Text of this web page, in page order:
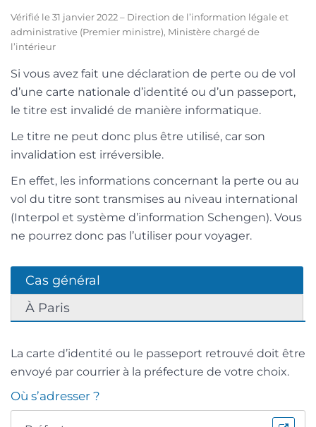
Vérifié le 31 janvier 2022 – Direction de l’information légale et
administrative (Premier ministre), Ministère chargé de
l’intérieur
Si vous avez fait une déclaration de perte ou de vol
d’une carte nationale d’identité ou d’un passeport,
le titre est invalidé de manière informatique.
Le titre ne peut donc plus être utilisé, car son
invalidation est irréversible.
En effet, les informations concernant la perte ou au
vol du titre sont transmises au niveau international
(Interpol et système d’information Schengen). Vous
ne pourrez donc pas l’utiliser pour voyager.
Cas général
À Paris
La carte d’identité ou le passeport retrouvé doit être
envoyé par courrier à la préfecture de votre choix.
Où s’adresser ?